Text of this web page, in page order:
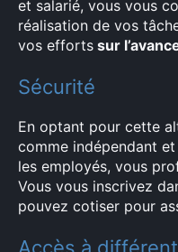
et salarié, vous vous
réalisation de vos
vos efforts sur
Sécurité
En optant pour cette
comme indépendant
les employés, vous
Vous vous inscrivez
pouvez cotiser pour
Rechercher